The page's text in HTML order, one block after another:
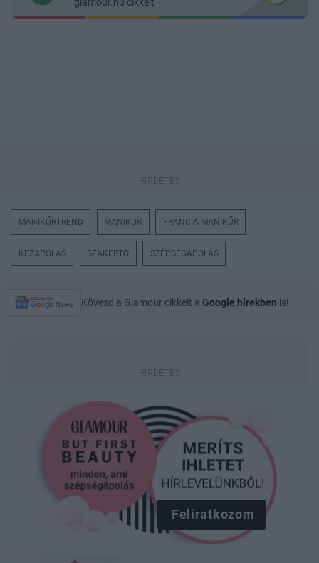
MANIKŰRTREND MANIKUR FRANCIA MANIKŰR
KEZAPOLAS SZAKERTO SZÉPSÉGÁPOLÁS
Kövesd a Glamour cikkeit a Google hírekben is!
Feliratkozom